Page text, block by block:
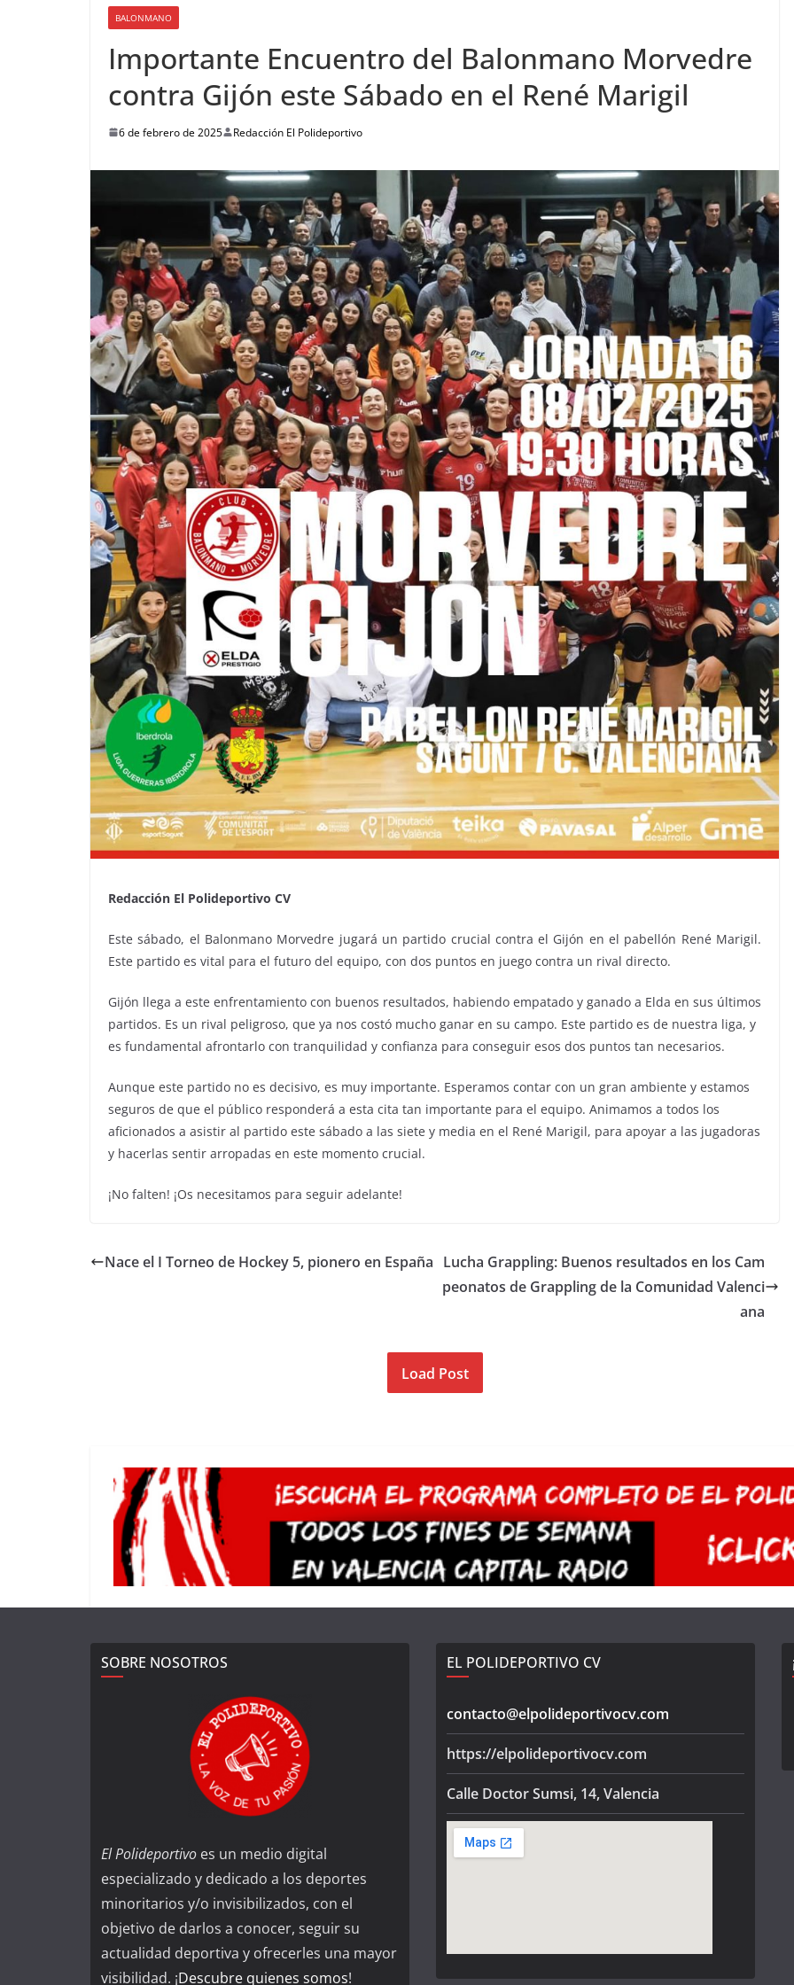
BALONMANO
Importante Encuentro del Balonmano Morvedre
contra Gijón este Sábado en el René Marigil
6 de febrero de 2025 Redacción El Polideportivo
Redacción El Polideportivo CV
Este sábado, el Balonmano Morvedre jugará un partido crucial contra el Gijón en el pabellón René Marigil.
Este partido es vital para el futuro del equipo, con dos puntos en juego contra un rival directo.
Gijón llega a este enfrentamiento con buenos resultados, habiendo empatado y ganado a Elda en sus últimos
partidos. Es un rival peligroso, que ya nos costó mucho ganar en su campo. Este partido es de nuestra liga, y
es fundamental afrontarlo con tranquilidad y confianza para conseguir esos dos puntos tan necesarios.
Aunque este partido no es decisivo, es muy importante. Esperamos contar con un gran ambiente y estamos
seguros de que el público responderá a esta cita tan importante para el equipo. Animamos a todos los
aficionados a asistir al partido este sábado a las siete y media en el René Marigil, para apoyar a las jugadoras
y hacerlas sentir arropadas en este momento crucial.
¡No falten! ¡Os necesitamos para seguir adelante!
Nace el I Torneo de Hockey 5, pionero en España Lucha Grappling: Buenos resultados en los Cam
peonatos de Grappling de la Comunidad Valenci
ana
Load Post
SOBRE NOSOTROS
El Polideportivo es un medio digital
especializado y dedicado a los deportes
minoritarios y/o invisibilizados, con el
objetivo de darlos a conocer, seguir su
actualidad deportiva y ofrecerles una mayor
visibilidad. ¡Descubre quienes somos!
EL POLIDEPORTIVO CV
contacto@elpolideportivocv.com
https://elpolideportivocv.com
Calle Doctor Sumsi, 14, Valencia